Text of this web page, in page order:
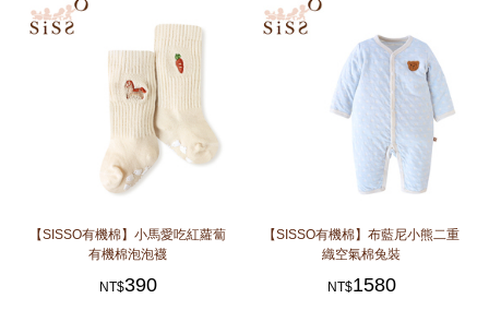
【SISSO有機棉】小馬愛吃紅蘿蔔
有機棉泡泡襪
NT$390
【SISSO有機棉】布藍尼小熊二重
織空氣棉兔裝
NT$1580